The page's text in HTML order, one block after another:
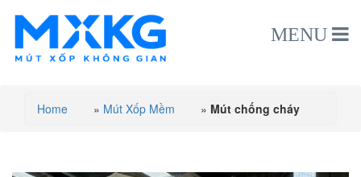
MENU
Home » Mút Xốp Mềm » Mút chống cháy